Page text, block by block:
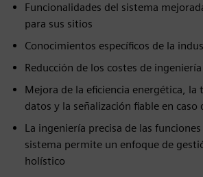
Funcionalidades del sistema
para sus sitios
Conocimientos específicos de la
Reducción de los costes de ingeniería
Mejora de la eficiencia energética, la
datos y la señalización fiable en caso
La ingeniería precisa de las
sistema permite un enfoque de
holístico